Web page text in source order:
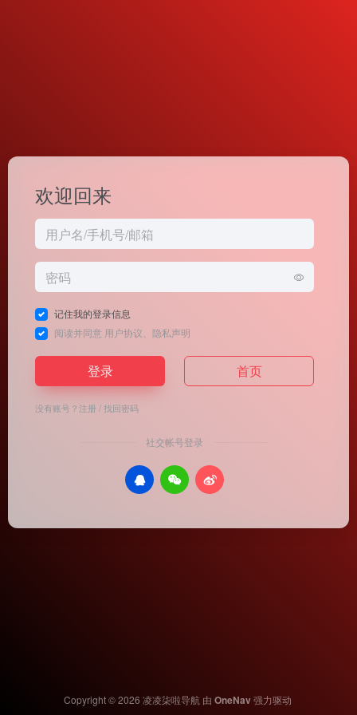
欢迎回来
记住我的登录信息
阅读并同意 用户协议 隐私声明
登录 首页
没有账号？注册/找回密码
社交帐号登录
Copyright © 2026 凌凌柒啦导航 由 OneNav强力驱动